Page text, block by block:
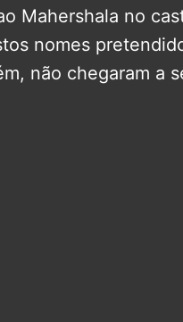
Mahershala no
nomes
não chegaram a